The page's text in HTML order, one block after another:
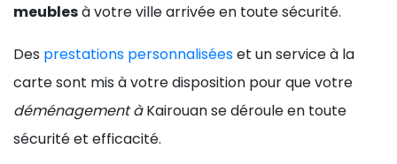
meublesà votre ville arrivée en toute sécurité.
Des prestations personnaliséeset un service à la
carte sont mis à votre disposition pour que votre
déménagement àKairouan se déroule en toute
sécurité et efficacité.